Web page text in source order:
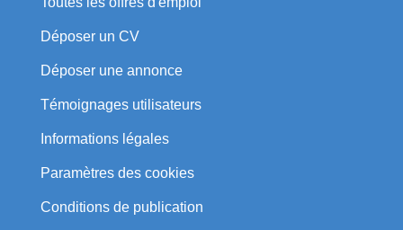
Déposer un CV
Déposer une annonce
Témoignages utilisateurs
Informations légales
Paramètres des cookies
Conditions de publication